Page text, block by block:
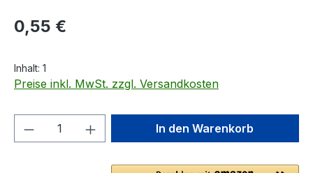
Regulärer Preis:
0,55 €
Inhalt: 1
Preise inkl. MwSt. zzgl. Versandkosten
Produkt Anzahl: Gib denIn den Warenkorb